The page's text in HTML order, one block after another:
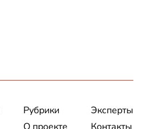
Рубрики
Эксперты